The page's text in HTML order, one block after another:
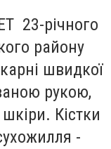
23-річного
району
швидкої
рукою,
Кістки
-